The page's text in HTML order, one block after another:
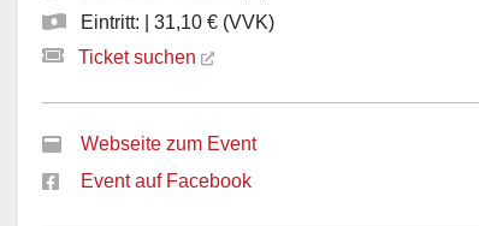
Eintritt: | 31,10 € (VVK)
Ticket suchen
Webseite zum Event
Event auf Facebook